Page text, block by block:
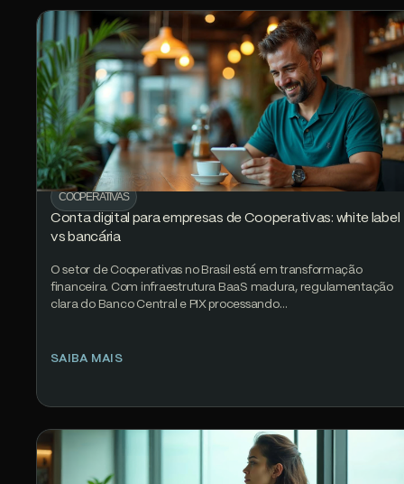
COOPERATIVAS
Conta digital para empresas de Cooperativas: white label
vs bancária
O setor de Cooperativas no Brasil está em transformação
financeira. Com infraestrutura BaaS madura, regulamentação
clara do Banco Central e PIX processando…
SAIBA MAIS